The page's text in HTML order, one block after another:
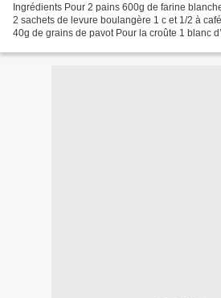
Ingrédients Pour 2 pains 600g de farine
2 sachets de levure boulangère 1 c et 1/2 à
40g de grains de pavot Pour la croûte 1 blanc